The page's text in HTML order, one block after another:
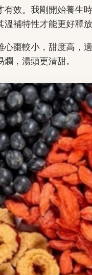
效。我剛開始養生
補特性才能更好釋放
棗較小，甜度高，
，湯頭更清甜。